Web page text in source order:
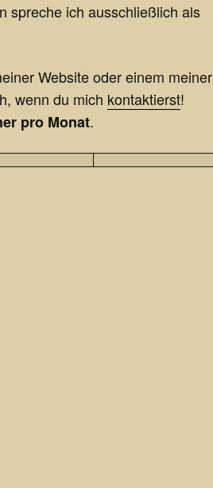
spreche ich ausschließlich als
Website oder einem meiner
wenn du mich kontaktierst!
pro Monat.